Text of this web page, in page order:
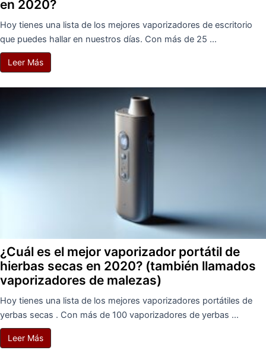
en 2020?
Hoy tienes una lista de los mejores vaporizadores de escritorio
que puedes hallar en nuestros días. Con más de 25 ...
Leer Más
¿Cuál es el mejor vaporizador portátil de
hierbas secas en 2020? (también llamados
vaporizadores de malezas)
Hoy tienes una lista de los mejores vaporizadores portátiles de
yerbas secas . Con más de 100 vaporizadores de yerbas ...
Leer Más